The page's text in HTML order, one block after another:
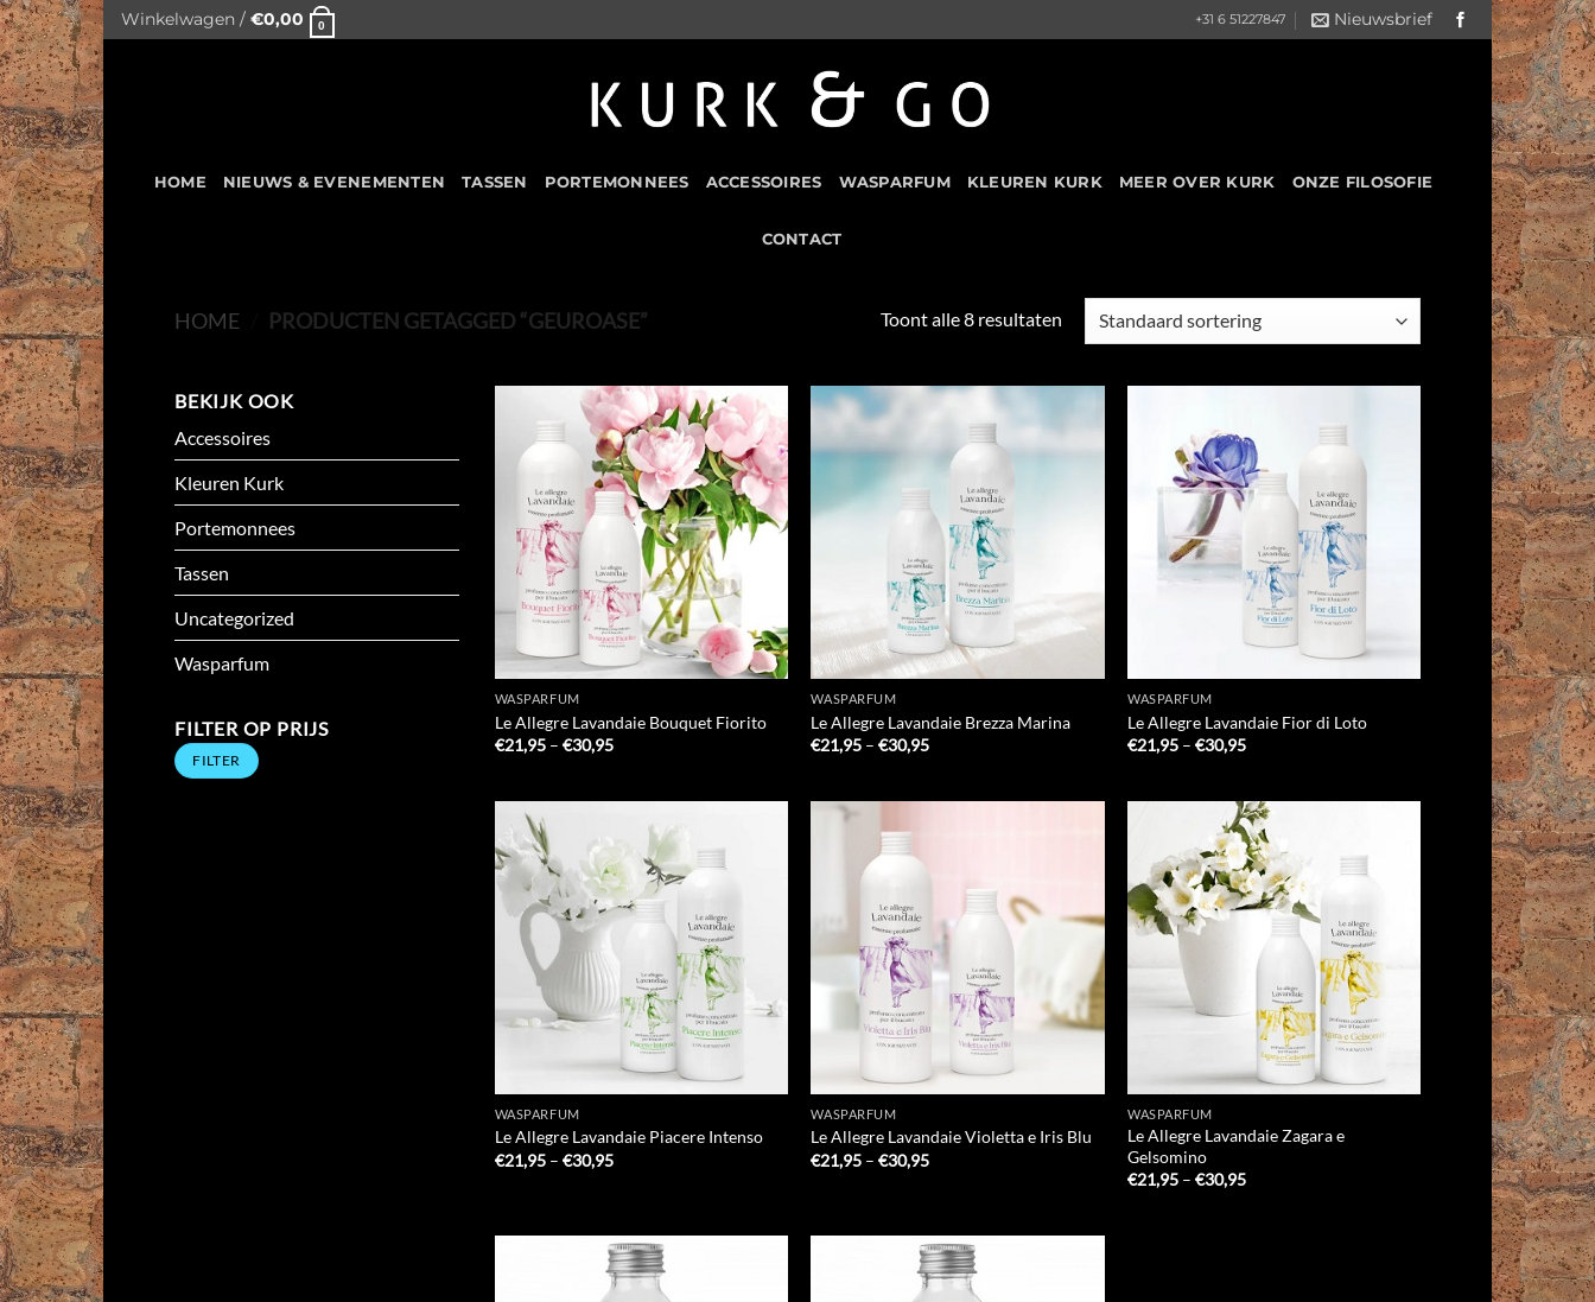
Skip
to
content
Winkelwagen / €0,00 0 +31 6 51227847 Nieuwsbrief
HOME NIEUWS & EVENEMENTEN TASSEN PORTEMONNEES ACCESSOIRES WASPARFUM KLEUREN KURK MEER OVER KURK ONZE FILOSOFIE
CONTACT
HOME PRODUCTEN GETAGGED “GEUROASE” Toont alle 8 resultaten
BEKIJK OOK
Accessoires
Kleuren Kurk
Portemonnees
Tassen
Uncategorized
Wasparfum
FILTER OP PRIJS
Min.
prijs
Max.
prijsFILTER
Add to
Wishlist
WASPARFUM
Le Allegre Lavandaie Bouquet Fiorito
€21,95 – €30,95Prijsklasse:
Add to
WASPARFUM
Le Allegre Lavandaie Brezza Marina
€21,95 – €30,95Prijsklasse:
Wishlist
WASPARFUM
Le Allegre Lavandaie Fior di Loto
€21,95 – €30,95Prijsklasse:
WASPARFUM
Le Allegre Lavandaie Piacere Intenso
€21,95 – €30,95Prijsklasse:
WASPARFUM
Le Allegre Lavandaie Violetta e Iris Blu
€21,95 – €30,95Prijsklasse:
WASPARFUM
Le Allegre Lavandaie Zagara e
Gelsomino
€21,95 – €30,95Prijsklasse: